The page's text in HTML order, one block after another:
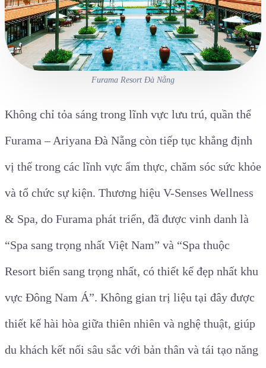
Furama Resort Đà Nẵng
Không chỉ tỏa sáng trong lĩnh vực lưu trú, quần thể
Furama – Ariyana Đà Nẵng còn tiếp tục khẳng định
vị thế trong các lĩnh vực ẩm thực, chăm sóc sức khỏe
và tổ chức sự kiện. Thương hiệu V-Senses Wellness
& Spa, do Furama phát triển, đã được vinh danh là
“Spa sang trọng nhất Việt Nam” và “Spa thuộc
Resort biển sang trọng nhất, có thiết kế đẹp nhất khu
vực Đông Nam Á”. Không gian trị liệu tại đây được
thiết kế hài hòa giữa thiên nhiên và nghệ thuật, giúp
du khách kết nối sâu sắc với bản thân và tái tạo năng